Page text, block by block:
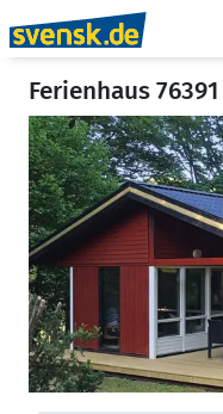
Ferienhaus